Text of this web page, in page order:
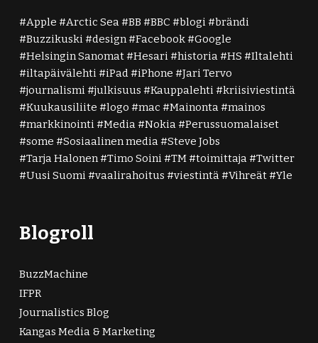
Apple Arctic Sea BB BBC blogi
brändi
Buzzikuski
design Facebook
Google
Helsingin Sanomat
Hesari historia HS
Iltalehti
iltapäivälehti
iPad iPhone
Jari Tervo
journalismi
julkisuus Kauppalehti
kriisiviestintä
Kuukausiliite
logo mac Mainonta
mainos
markkinointi
Media Nokia
Perussuomalaiset
some
Sosiaalinen media
Steve Jobs
Tarja Halonen
Timo Soini TM toimittaja
Twitter
Uusi Suomi
vaalirahoitus viestintä Vihreät Yle
Blogroll
BuzzMachine
IFPR
Journalistics Blog
Kangas Media & Marketing